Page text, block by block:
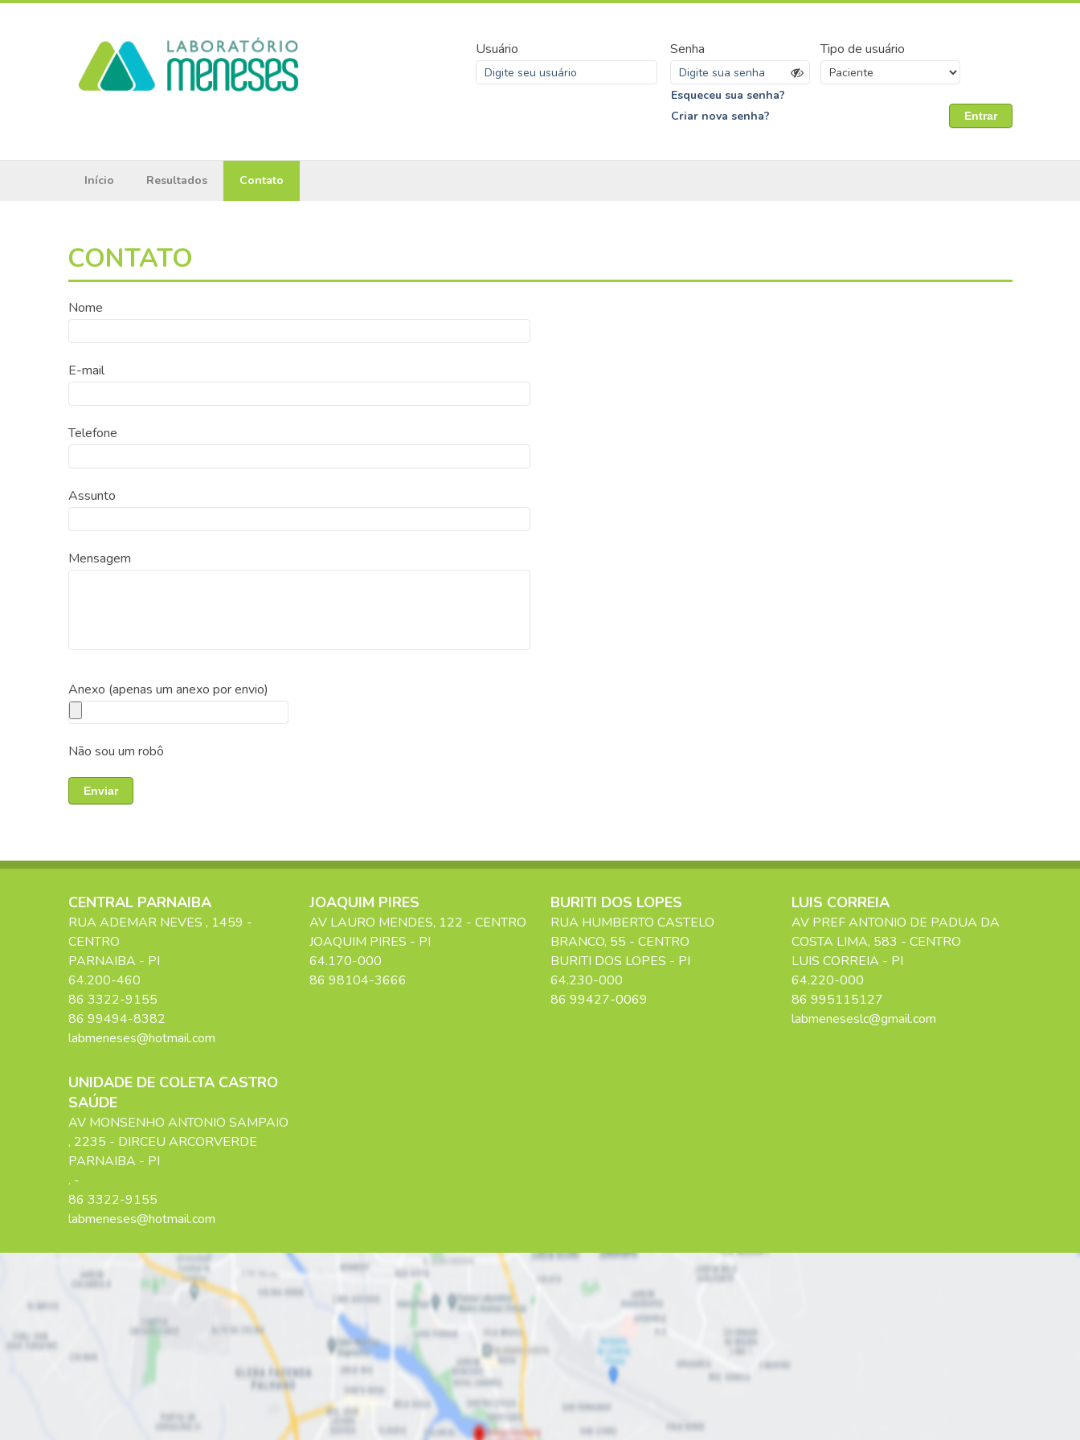
Usuário Senha
Esqueceu sua senha?
Criar nova senha?
Tipo de usuário
Entrar
Início Resultados Contato
CONTATO
Nome
E-mail
Telefone
Assunto
Mensagem
Anexo (apenas um anexo por envio)
Não sou um robô
Enviar
CENTRAL PARNAIBA
RUA ADEMAR NEVES , 1459 -
CENTRO
PARNAIBA - PI
64.200-460
86 3322-9155
86 99494-8382
labmeneses@hotmail.com
JOAQUIM PIRES
AV LAURO MENDES, 122 - CENTRO
JOAQUIM PIRES - PI
64.170-000
86 98104-3666
BURITI DOS LOPES
RUA HUMBERTO CASTELO
BRANCO, 55 - CENTRO
BURITI DOS LOPES - PI
64.230-000
86 99427-0069
LUIS CORREIA
AV PREF ANTONIO DE PADUA DA
COSTA LIMA, 583 - CENTRO
LUIS CORREIA - PI
64.220-000
86 995115127
labmeneseslc@gmail.com
UNIDADE DE COLETA CASTRO
SAÚDE
AV MONSENHO ANTONIO SAMPAIO
, 2235 - DIRCEU ARCORVERDE
PARNAIBA - PI
. -
86 3322-9155
labmeneses@hotmail.com